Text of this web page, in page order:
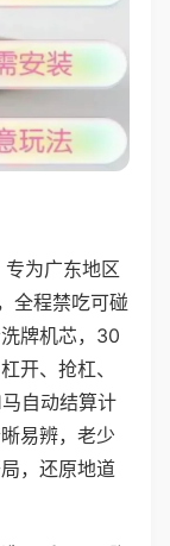
专为广东地区
全程禁吃可碰
牌机芯，30
开、抢杠、
自动结算计
易辨，老少
，还原地道